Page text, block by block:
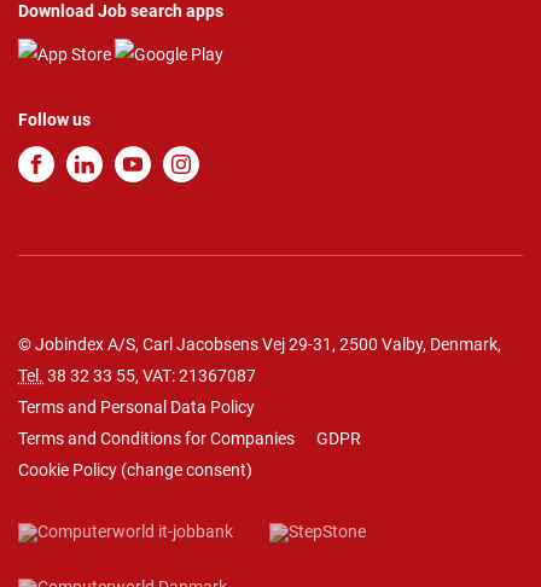
Download Job search apps
Follow us
© Jobindex A/S, Carl Jacobsens Vej 29-31, 2500 Valby, Denmark,
Tel. 38 32 33 55, VAT: 21367087
Terms and Personal Data Policy
Terms and Conditions for Companies
GDPR
Cookie Policy (change consent)